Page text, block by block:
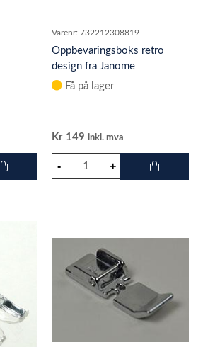
Varenr: 732212308819
Oppbevaringsboks retro
design fra Janome
Få på lager
Kr 149 inkl. mva